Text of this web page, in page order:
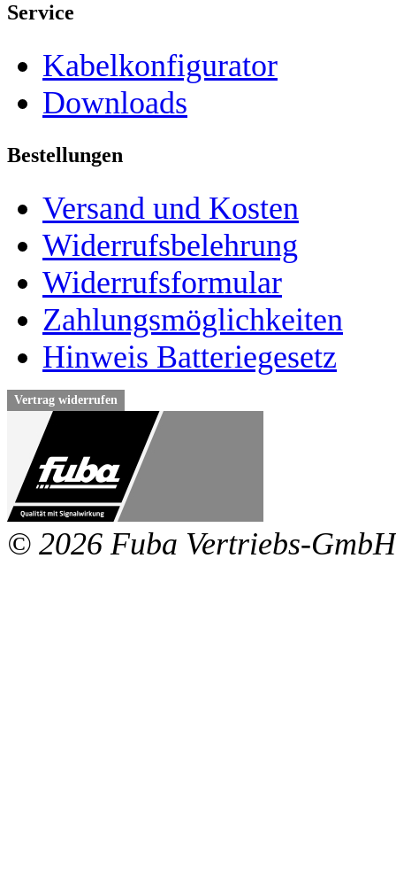
Service
Kabelkonfigurator
Downloads
Bestellungen
Versand und Kosten
Widerrufsbelehrung
Widerrufsformular
Zahlungsmöglichkeiten
Hinweis Batteriegesetz
Vertrag widerrufen
© 2026 Fuba Vertriebs-GmbH